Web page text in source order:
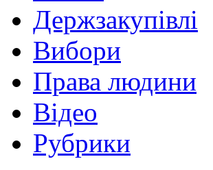
Держзакупівлі
Вибори
Права людини
Відео
Рубрики